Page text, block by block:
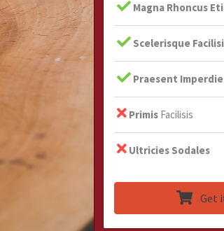
Magna Rhoncus
Scelerisque
Praesent
Primis Facilisis
Ultricies Sodales
Get